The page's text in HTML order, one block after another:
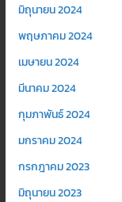
มิถุนายน 2024
พฤษภาคม 2024
เมษายน 2024
มีนาคม 2024
กุมภาพันธ์ 2024
มกราคม 2024
กรกฎาคม 2023
มิถุนายน 2023